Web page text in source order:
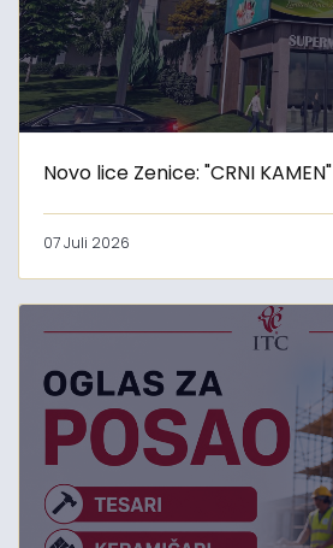
Novo lice Zenice: "CRNI KAMEN"
07 Juli 2026